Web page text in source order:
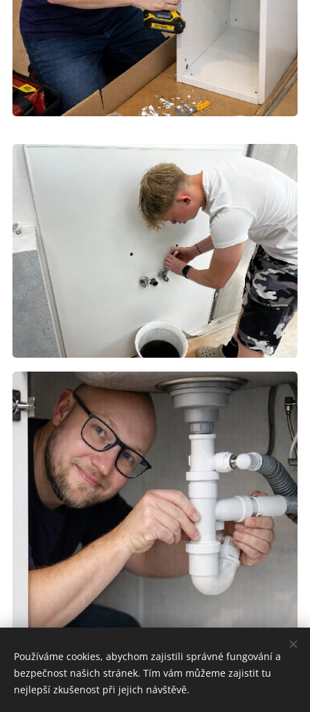
Používáme cookies, abychom zajistili správné fungování a
bezpečnost našich stránek. Tím vám můžeme zajistit tu
nejlepší zkušenost při jejich návštěvě.